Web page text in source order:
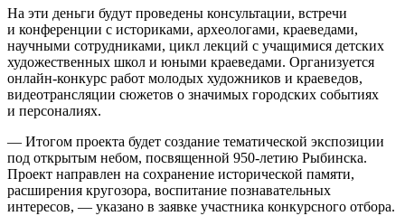
На эти деньги будут проведены консультации, встречи
и конференции с историками, археологами, краеведами,
научными сотрудниками, цикл лекций с учащимися детских
художественных школ и юными краеведами. Организуется
онлайн-конкурс работ молодых художников и краеведов,
видеотрансляции сюжетов о значимых городских событиях
и персоналиях.
— Итогом проекта будет создание тематической экспозиции
под открытым небом, посвященной 950-летию Рыбинска.
Проект направлен на сохранение исторической памяти,
расширения кругозора, воспитание познавательных
интересов, — указано в заявке участника конкурсного отбора.